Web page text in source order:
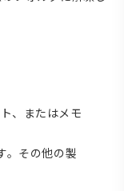
、またはメモ
。その他の製